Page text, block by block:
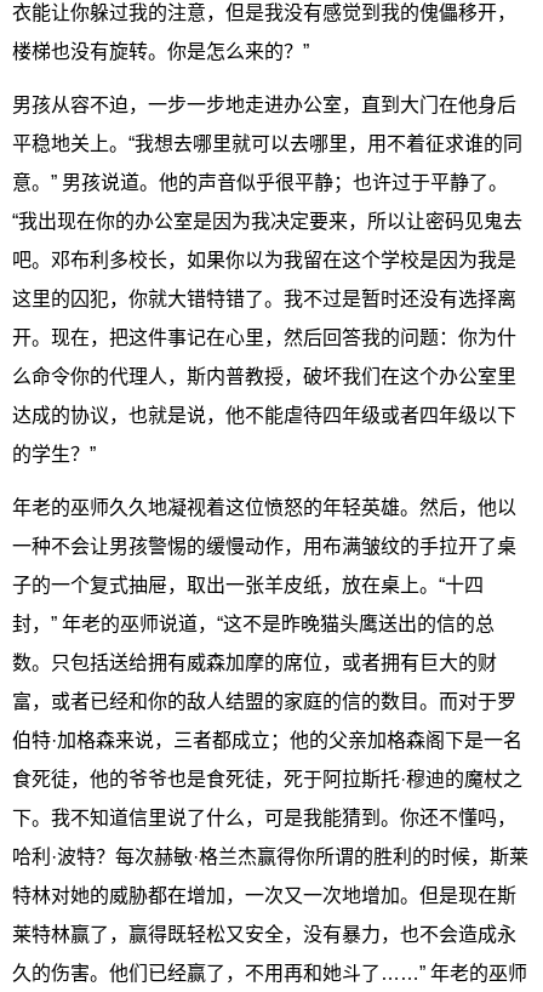
衣能让你躲过我的注意，但是我没有感觉到我的傀儡移开，
楼梯也没有旋转。你是怎么来的？”
男孩从容不迫，一步一步地走进办公室，直到大门在他身后
平稳地关上。“我想去哪里就可以去哪里，用不着征求谁的同
意。” 男孩说道。他的声音似乎很平静；也许过于平静了。
“我出现在你的办公室是因为我决定要来，所以让密码见鬼去
吧。邓布利多校长，如果你以为我留在这个学校是因为我是
这里的囚犯，你就大错特错了。我不过是暂时还没有选择离
开。现在，把这件事记在心里，然后回答我的问题：你为什
么命令你的代理人，斯内普教授，破坏我们在这个办公室里
达成的协议，也就是说，他不能虐待四年级或者四年级以下
的学生？”
年老的巫师久久地凝视着这位愤怒的年轻英雄。然后，他以
一种不会让男孩警惕的缓慢动作，用布满皱纹的手拉开了桌
子的一个复式抽屉，取出一张羊皮纸，放在桌上。“十四
封，” 年老的巫师说道，“这不是昨晚猫头鹰送出的信的总
数。只包括送给拥有威森加摩的席位，或者拥有巨大的财
富，或者已经和你的敌人结盟的家庭的信的数目。而对于罗
伯特·加格森来说，三者都成立；他的父亲加格森阁下是一名
食死徒，他的爷爷也是食死徒，死于阿拉斯托·穆迪的魔杖之
下。我不知道信里说了什么，可是我能猜到。你还不懂吗，
哈利·波特？每次赫敏·格兰杰赢得你所谓的胜利的时候，斯莱
特林对她的威胁都在增加，一次又一次地增加。但是现在斯
莱特林赢了，赢得既轻松又安全，没有暴力，也不会造成永
久的伤害。他们已经赢了，不用再和她斗了……” 年老的巫师